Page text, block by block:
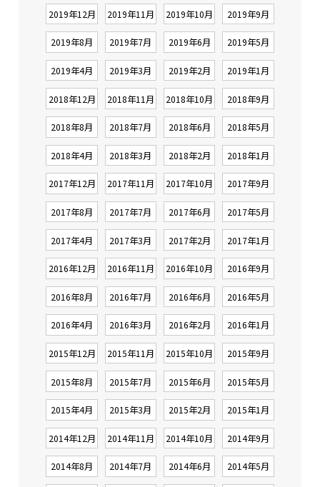
2019年12月 2019年11月 2019年10月 2019年9月
2019年8月 2019年7月 2019年6月 2019年5月
2019年4月 2019年3月 2019年2月 2019年1月
2018年12月 2018年11月 2018年10月 2018年9月
2018年8月 2018年7月 2018年6月 2018年5月
2018年4月 2018年3月 2018年2月 2018年1月
2017年12月 2017年11月 2017年10月 2017年9月
2017年8月 2017年7月 2017年6月 2017年5月
2017年4月 2017年3月 2017年2月 2017年1月
2016年12月 2016年11月 2016年10月 2016年9月
2016年8月 2016年7月 2016年6月 2016年5月
2016年4月 2016年3月 2016年2月 2016年1月
2015年12月 2015年11月 2015年10月 2015年9月
2015年8月 2015年7月 2015年6月 2015年5月
2015年4月 2015年3月 2015年2月 2015年1月
2014年12月 2014年11月 2014年10月 2014年9月
2014年8月 2014年7月 2014年6月 2014年5月